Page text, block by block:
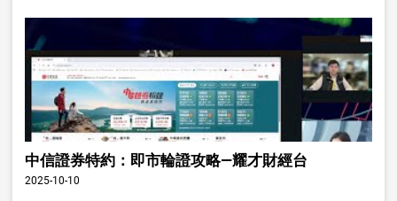
中信證券特約：即市輪證攻略—耀才財經台
2025-10-10